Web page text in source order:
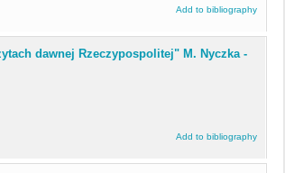
Add to bibliography
dawnej Rzeczypospolitej" M. Nyczka -
Add to bibliography